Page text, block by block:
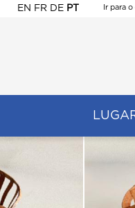
EN FR DE PT
Ir para